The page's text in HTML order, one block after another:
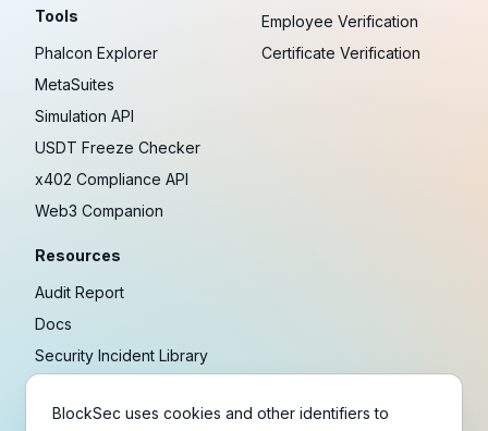
Tools
Phalcon Explorer
MetaSuites
Simulation API
USDT Freeze Checker
x402 Compliance API
Web3 Companion
Resources
Audit Report
Docs
Security Incident Library
Research
Employee Verification
Certificate Verification
BlockSec uses cookies and other identifiers to